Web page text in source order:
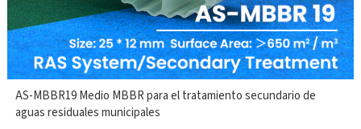
AS-MBBR19 Medio MBBR para el tratamiento secundario de
aguas residuales municipales